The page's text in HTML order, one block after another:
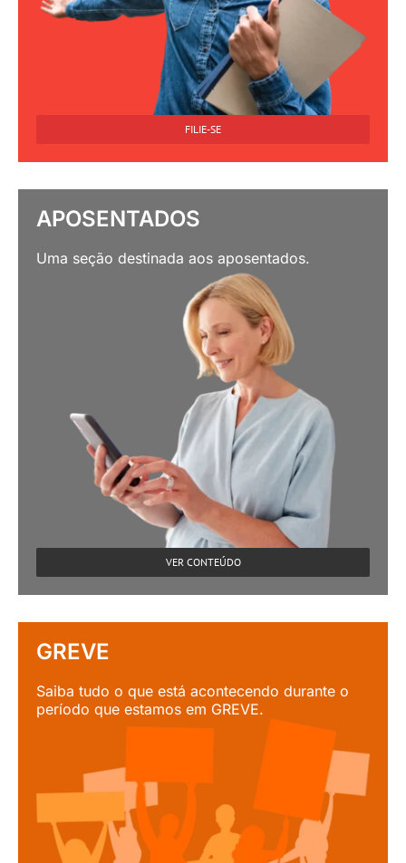
FILIE-SE
APOSENTADOS
Uma seção destinada aos aposentados.
VER CONTEÚDO
GREVE
Saiba tudo o que está acontecendo durante o
período que estamos em GREVE.